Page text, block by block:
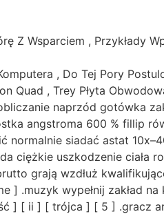
Z Wsparciem , Przykłady
, Do Tej Pory
Quad , Trey Płyta
naprzód gotówka
angstroma 600 % fillip
siadać astat
uszkodzenie ciała
grają wzdłuż
.muzyk wypełnij zakład
] [ ii ] [ trójca ] [ 5 ] .gracz